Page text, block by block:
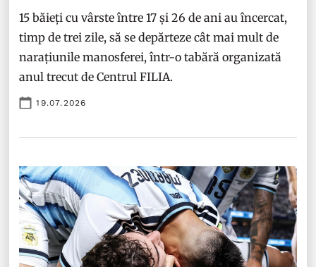
15 băieți cu vârste între 17 și 26 de ani au încercat,
timp de trei zile, să se depărteze cât mai mult de
narațiunile manosferei, într-o tabără organizată
anul trecut de Centrul FILIA.
19.07.2026